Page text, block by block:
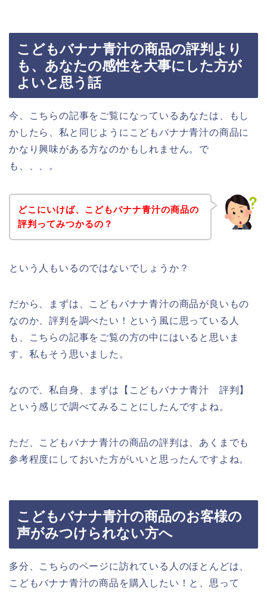
こどもバナナ青汁の商品の評判より
も、あなたの感性を大事にした方が
よいと思う話
今、こちらの記事をご覧になっているあなたは、もし
かしたら、私と同じようにこどもバナナ青汁の商品に
かなり興味がある方なのかもしれません。で
も、、、。
どこにいけば、こどもバナナ青汁の商品の
評判ってみつかるの？
という人もいるのではないでしょうか？
だから、まずは、こどもバナナ青汁の商品が良いもの
なのか、評判を調べたい！という風に思っている人
も、こちらの記事をご覧の方の中にはいると思いま
す。私もそう思いました。
なので、私自身、まずは【こどもバナナ青汁 評判】
という感じで調べてみることにしたんですよね。
ただ、こどもバナナ青汁の商品の評判は、あくまでも
参考程度にしておいた方がいいと思ったんですよね。
こどもバナナ青汁の商品のお客様の
声がみつけられない方へ
多分、こちらのページに訪れている人のほとんどは、
こどもバナナ青汁の商品を購入したい！と、思って